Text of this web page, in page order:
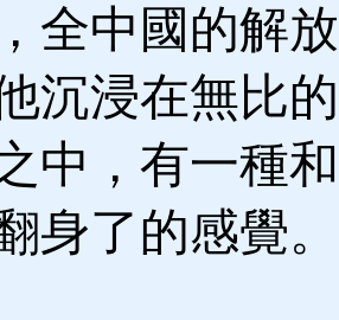
全中國的解
沉浸在無比
中，有一種
身了的感覺。